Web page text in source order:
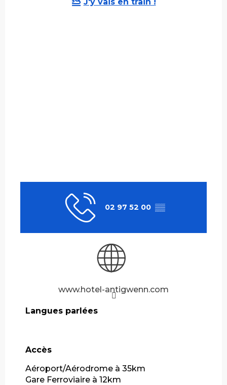
02 97 52 00 ▒▒
www.hotel-antigwenn.com
Langues parlées
Langues parlées
Accès
Accès
Aéroport/Aérodrome à 35km
Gare Ferroviaire à 12km